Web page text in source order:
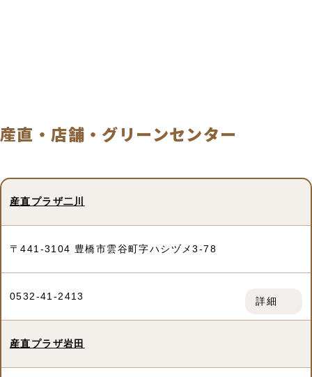
産直・店舗・グリーンセンター
施
所
電
産直プラザ二川
〒441-3104 豊橋市雲谷町字ハシヅメ3-78
0532-41-2413 詳細
産直プラザ岩田